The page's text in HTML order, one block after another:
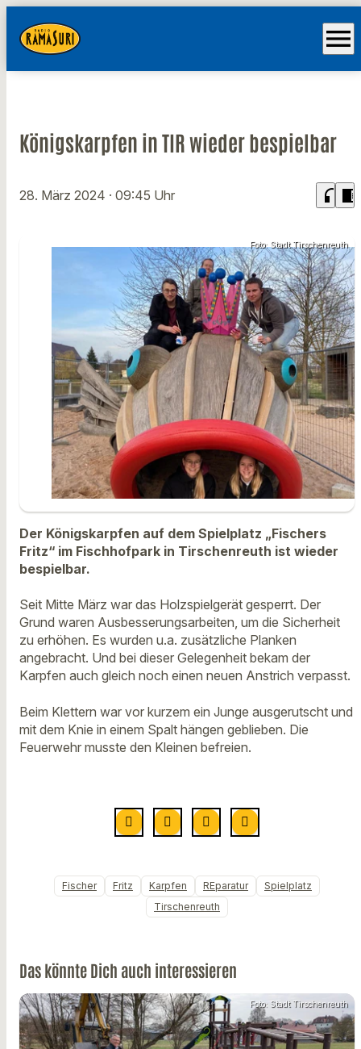
menu
Königskarpfen in TIR wieder bespielbar
28. März 2024 · 09:45 Uhr headphones chrome_reader_mode
Foto: Stadt Tirschenreuth
Der Königskarpfen auf dem Spielplatz „Fischers
Fritz“ im Fischhofpark in Tirschenreuth ist wieder
bespielbar.
Seit Mitte März war das Holzspielgerät gesperrt. Der
Grund waren Ausbesserungsarbeiten, um die Sicherheit
zu erhöhen. Es wurden u.a. zusätzliche Planken
angebracht. Und bei dieser Gelegenheit bekam der
Karpfen auch gleich noch einen neuen Anstrich verpasst.
Beim Klettern war vor kurzem ein Junge ausgerutscht und
mit dem Knie in einem Spalt hängen geblieben. Die
Feuerwehr musste den Kleinen befreien.
Fischer Fritz Karpfen REparatur
Spielplatz
Tirschenreuth
Das könnte Dich auch interessieren
Foto: Stadt Tirschenreuth